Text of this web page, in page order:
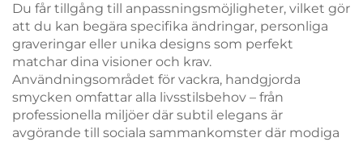
Du får tillgång till anpassningsmöjligheter, vilket gör
att du kan begära specifika ändringar, personliga
graveringar eller unika designs som perfekt
matchar dina visioner och krav.
Användningsområdet för vackra, handgjorda
smycken omfattar alla livsstilsbehov – från
professionella miljöer där subtil elegans är
avgörande till sociala sammankomster där modiga